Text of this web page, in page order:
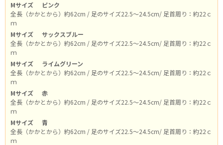
Mサイズ
ピンク
全長（かかとから）約62cm / 足のサイズ22.5～24.5cm/ 足首周り：約22ｃ
ｍ
Mサイズ
サックスブルー
全長（かかとから）約62cm / 足のサイズ22.5～24.5cm/ 足首周り：約22ｃ
ｍ
Mサイズ
ライムグリーン
全長（かかとから）約62cm / 足のサイズ22.5～24.5cm/ 足首周り：約22ｃ
ｍ
Mサイズ
赤
全長（かかとから）約62cm / 足のサイズ22.5～24.5cm/ 足首周り：約22ｃ
ｍ
Mサイズ
青
全長（かかとから）約62cm / 足のサイズ22.5～24.5cm/ 足首周り：約22ｃ
ｍ